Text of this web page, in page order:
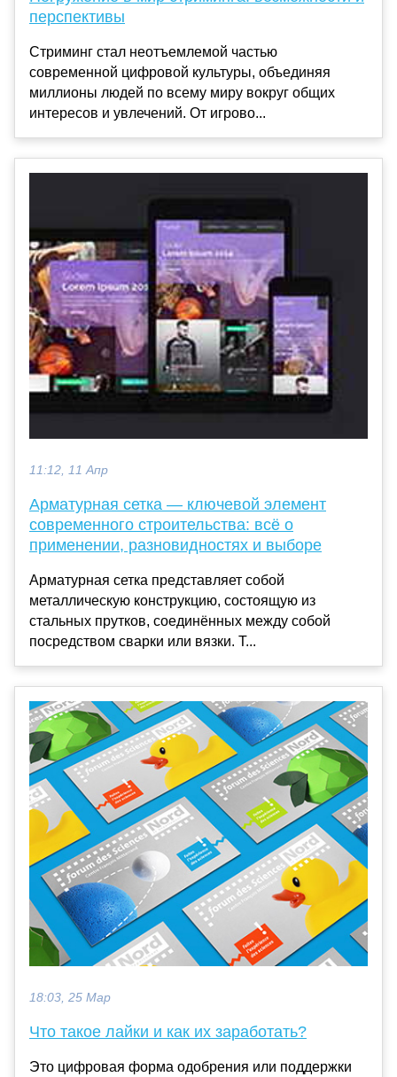
перспективы
Стриминг стал неотъемлемой частью
современной цифровой культуры, объединяя
миллионы людей по всему миру вокруг общих
интересов и увлечений. От игрово...
11:12, 11 Апр
Арматурная сетка — ключевой элемент
современного строительства: всё о
применении, разновидностях и выборе
Арматурная сетка представляет собой
металлическую конструкцию, состоящую из
стальных прутков, соединённых между собой
посредством сварки или вязки. Т...
18:03, 25 Мар
Что такое лайки и как их заработать?
Это цифровая форма одобрения или поддержки